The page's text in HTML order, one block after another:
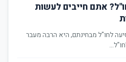
אתם חייבים לעשות
לחו"ל מבחינתם, היא הרבה מעבר